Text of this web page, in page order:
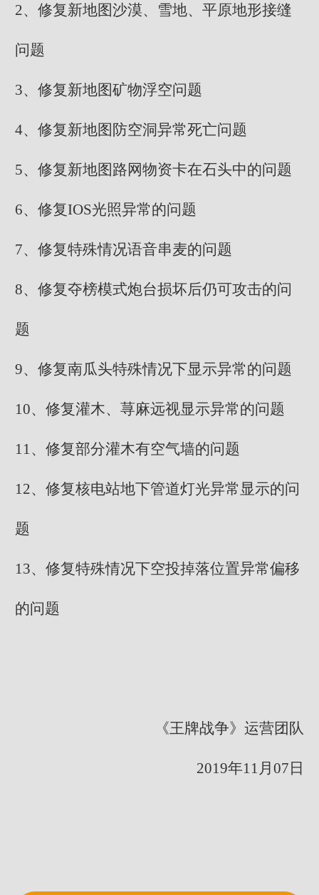
2、修复新地图沙漠、雪地、平原地形接缝
问题
3、修复新地图矿物浮空问题
4、修复新地图防空洞异常死亡问题
5、修复新地图路网物资卡在石头中的问题
6、修复IOS光照异常的问题
7、修复特殊情况语音串麦的问题
8、修复夺榜模式炮台损坏后仍可攻击的问
题
9、修复南瓜头特殊情况下显示异常的问题
10、修复灌木、荨麻远视显示异常的问题
11、修复部分灌木有空气墙的问题
12、修复核电站地下管道灯光异常显示的问
题
13、修复特殊情况下空投掉落位置异常偏移
的问题
《王牌战争》运营团队
2019年11月07日